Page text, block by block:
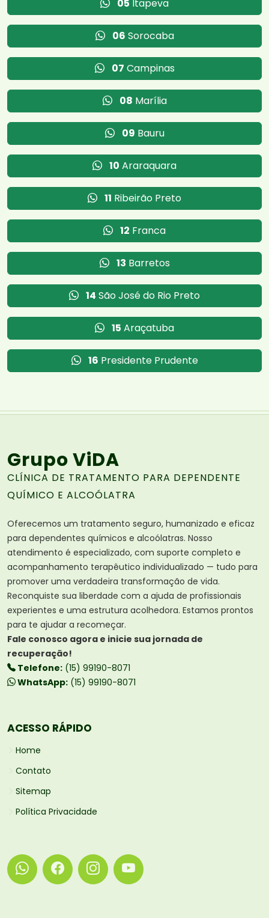
05 Itapeva
06 Sorocaba
07 Campinas
08 Marília
09 Bauru
10 Araraquara
11 Ribeirão Preto
12 Franca
13 Barretos
14 São José do Rio Preto
15 Araçatuba
16 Presidente Prudente
Grupo ViDA
CLÍNICA DE TRATAMENTO PARA DEPENDENTE
QUÍMICO E ALCOÓLATRA
Oferecemos um tratamento seguro, humanizado e eficaz
para dependentes químicos e alcoólatras. Nosso
atendimento é especializado, com suporte completo e
acompanhamento terapêutico individualizado — tudo para
promover uma verdadeira transformação de vida.
Reconquiste sua liberdade com a ajuda de profissionais
experientes e uma estrutura acolhedora. Estamos prontos
para te ajudar a recomeçar.
Fale conosco agora e inicie sua jornada de
recuperação!
Telefone: (15) 99190-8071
WhatsApp: (15) 99190-8071
ACESSO RÁPIDO
Home
Contato
Sitemap
Política Privacidade